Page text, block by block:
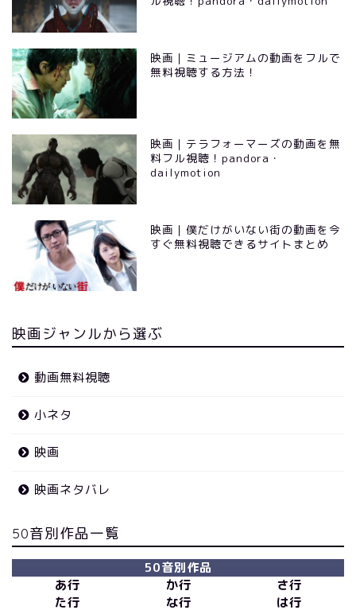
映画｜ミュージアムの動画をフルで
無料視聴する方法！
映画｜テラフォーマーズの動画を無
料フル視聴！pandora・
dailymotion
映画｜僕だけがいない街の動画を今
すぐ無料視聴できるサイトまとめ
映画ジャンルから選ぶ
動画無料視聴
小ネタ
映画
映画ネタバレ
50音別作品一覧
50音別作品
あ行
か行
さ行
た行
な行
は行